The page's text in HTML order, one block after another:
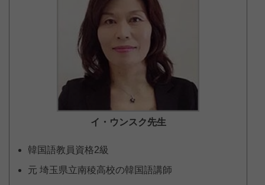
イ・ウンスク先生
韓国語教員資格2級
元 埼玉県立南稜高校の韓国語講師